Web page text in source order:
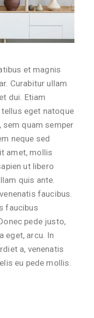
et magnis
Curabitur ullam
dui. Etiam
eget natoque
sem quam semper
neque sed
amet, mollis
ut libero
quis ante.
faucibus.
faucibus
pede justo,
eget, arcu. In
a, venenatis
eu pede mollis.